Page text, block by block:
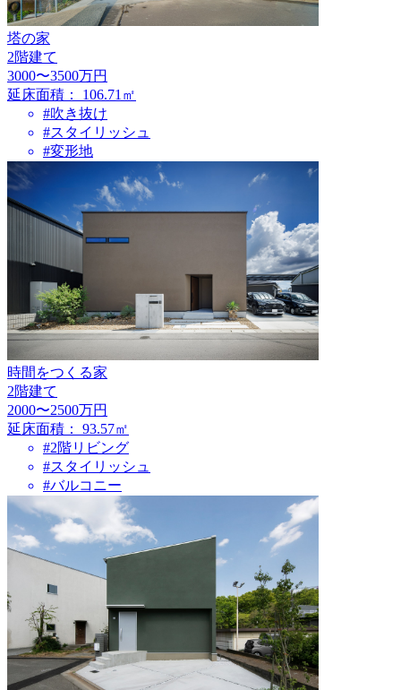
塔の家
2階建て
3000〜3500万円
延床面積：
106.71㎡
#吹き抜け
#スタイリッシュ
#変形地
時間をつくる家
2階建て
2000〜2500万円
延床面積：
93.57㎡
#2階リビング
#スタイリッシュ
#バルコニー